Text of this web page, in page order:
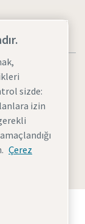
yönet
teknolojiyi
sizde:
izin
Çerez